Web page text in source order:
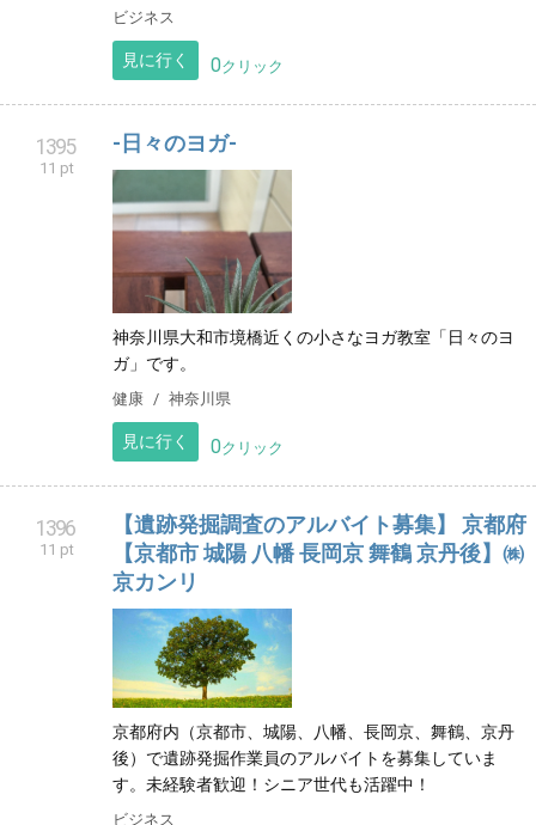
ビジネス
見に行く 0クリック
1395
11 pt
-日々のヨガ-
神奈川県大和市境橋近くの小さなヨガ教室「日々のヨ
ガ」です。
健康 神奈川県
見に行く 0クリック
1396
11 pt
【遺跡発掘調査のアルバイト募集】 京都府
【京都市 城陽 八幡 長岡京 舞鶴 京丹後】㈱
京カンリ
京都府内（京都市、城陽、八幡、長岡京、舞鶴、京丹
後）で遺跡発掘作業員のアルバイトを募集していま
す。未経験者歓迎！シニア世代も活躍中！
ビジネス